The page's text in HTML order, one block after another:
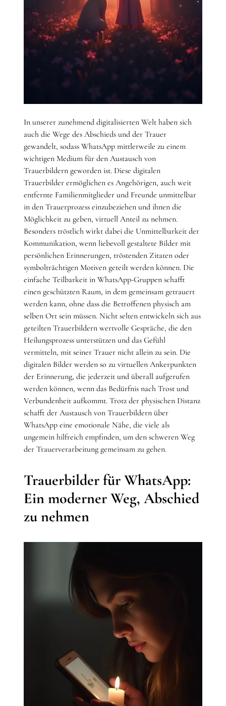
In unserer zunehmend digitalisierten Welt haben sich
auch die Wege des Abschieds und der Trauer
gewandelt, sodass WhatsApp mittlerweile zu einem
wichtigen Medium für den Austausch von
Trauerbildern geworden ist. Diese digitalen
Trauerbilder ermöglichen es Angehörigen, auch weit
entfernte Familienmitglieder und Freunde unmittelbar
in den Trauerprozess einzubeziehen und ihnen die
Möglichkeit zu geben, virtuell Anteil zu nehmen.
Besonders tröstlich wirkt dabei die Unmittelbarkeit der
Kommunikation, wenn liebevoll gestaltete Bilder mit
persönlichen Erinnerungen, tröstenden Zitaten oder
symbolträchtigen Motiven geteilt werden können. Die
einfache Teilbarkeit in WhatsApp-Gruppen schafft
einen geschützten Raum, in dem gemeinsam getrauert
werden kann, ohne dass die Betroffenen physisch am
selben Ort sein müssen. Nicht selten entwickeln sich aus
geteilten Trauerbildern wertvolle Gespräche, die den
Heilungsprozess unterstützen und das Gefühl
vermitteln, mit seiner Trauer nicht allein zu sein. Die
digitalen Bilder werden so zu virtuellen Ankerpunkten
der Erinnerung, die jederzeit und überall aufgerufen
werden können, wenn das Bedürfnis nach Trost und
Verbundenheit aufkommt. Trotz der physischen Distanz
schafft der Austausch von Trauerbildern über
WhatsApp eine emotionale Nähe, die viele als
ungemein hilfreich empfinden, um den schweren Weg
der Trauerverarbeitung gemeinsam zu gehen.
Trauerbilder für WhatsApp:
Ein moderner Weg, Abschied
zu nehmen